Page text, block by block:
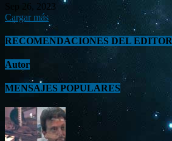
Sep 26, 2023
Cargar más
RECOMENDACIONES DEL EDITOR
Autor
MENSAJES POPULARES